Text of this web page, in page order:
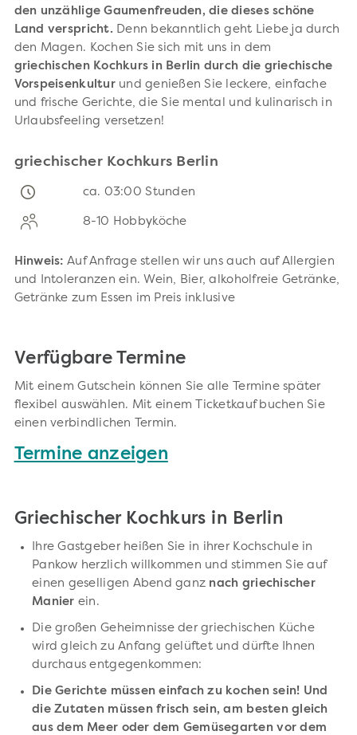
den unzählige Gaumenfreuden, die dieses schöne
Land verspricht. Denn bekanntlich geht Liebe ja durch
den Magen. Kochen Sie sich mit uns in dem
griechischen Kochkurs in Berlin durch die griechische
Vorspeisenkulturund genießen Sie leckere, einfache
und frische Gerichte, die Sie mental und kulinarisch in
Urlaubsfeeling versetzen!
griechischer Kochkurs Berlin
ca. 03:00 Stunden
8-10 Hobbyköche
Hinweis: Auf Anfrage stellen wir uns auch auf Allergien
und Intoleranzen ein. Wein, Bier, alkoholfreie Getränke,
Getränke zum Essen im Preis inklusive
Verfügbare Termine
Mit einem Gutschein können Sie alle Termine später
flexibel auswählen. Mit einem Ticketkauf buchen Sie
einen verbindlichen Termin.
Termine anzeigen
Griechischer Kochkurs in Berlin
Ihre Gastgeber heißen Sie in ihrer Kochschule in
Pankow herzlich willkommen und stimmen Sie auf
einen geselligen Abend ganz nach griechischer
Manier ein.
Die großen Geheimnisse der griechischen Küche
wird gleich zu Anfang gelüftet und dürfte Ihnen
durchaus entgegenkommen:
Die Gerichte müssen einfach zu kochen sein! Und
die Zutaten müssen frisch sein, am besten gleich
aus dem Meer oder dem Gemüsegarten vor dem